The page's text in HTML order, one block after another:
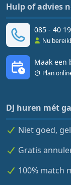
Hulp of advies
085 - 40
Nu
Maak een
Plan
DJ huren mét
Niet goed,
Gratis
100% match